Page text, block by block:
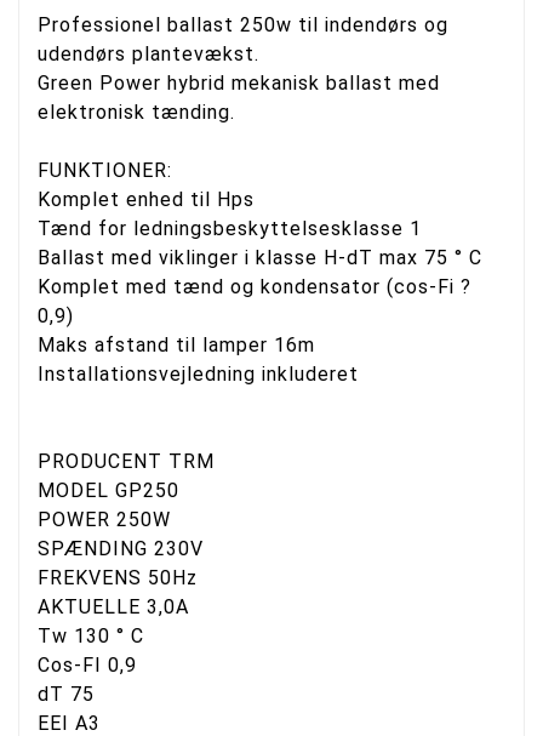
Professionel ballast 250w til indendørs og
udendørs plantevækst.
Green Power hybrid mekanisk ballast med
elektronisk tænding.
FUNKTIONER:
Komplet enhed til Hps
Tænd for ledningsbeskyttelsesklasse 1
Ballast med viklinger i klasse H-dT max 75 ° C
Komplet med tænd og kondensator (cos-Fi ?
0,9)
Maks afstand til lamper 16m
Installationsvejledning inkluderet
PRODUCENT TRM
MODEL GP250
POWER 250W
SPÆNDING 230V
FREKVENS 50Hz
AKTUELLE 3,0A
Tw 130 ° C
Cos-FI 0,9
dT 75
EEI A3